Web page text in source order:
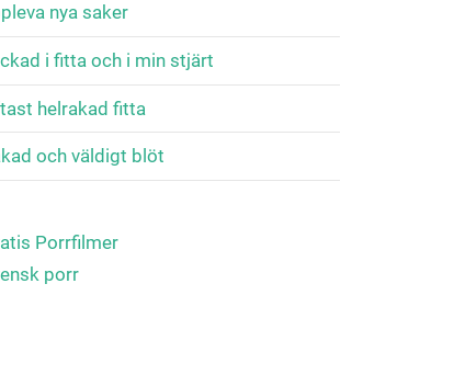
nya saker
i fitta och i min stjärt
helrakad fitta
och väldigt blöt
Porrfilmer
porr